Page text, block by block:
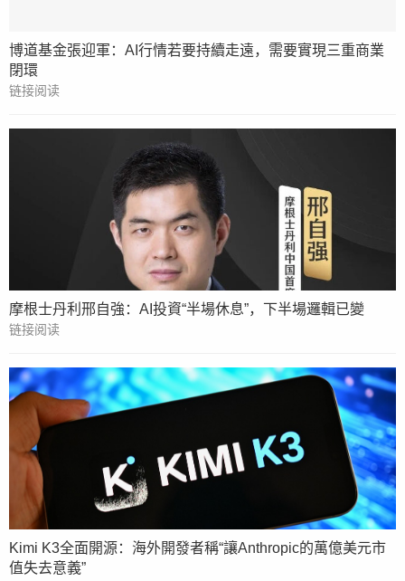
博道基金張迎軍：AI行情若要持續走遠，需要實現三重商業
閉環
链接阅读
摩根士丹利邢自強：AI投資“半場休息”，下半場邏輯已變
链接阅读
Kimi K3全面開源：海外開發者稱“讓Anthropic的萬億美元市
值失去意義”